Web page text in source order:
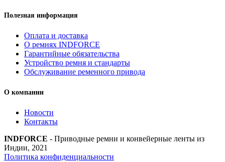
Полезная информация
Оплата и доставка
О ремнях INDFORCE
Гарантийные обязательства
Устройство ремня и стандарты
Обслуживание ременного привода
О компании
Новости
Контакты
INDFORCE - Приводные ремни и конвейерные ленты из
Индии, 2021
Политика конфиденциальности